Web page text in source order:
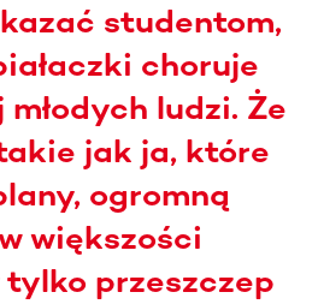
studentom,
choruje
ludzi. Że
jak ja, które
ogromną
większości
przeszczep